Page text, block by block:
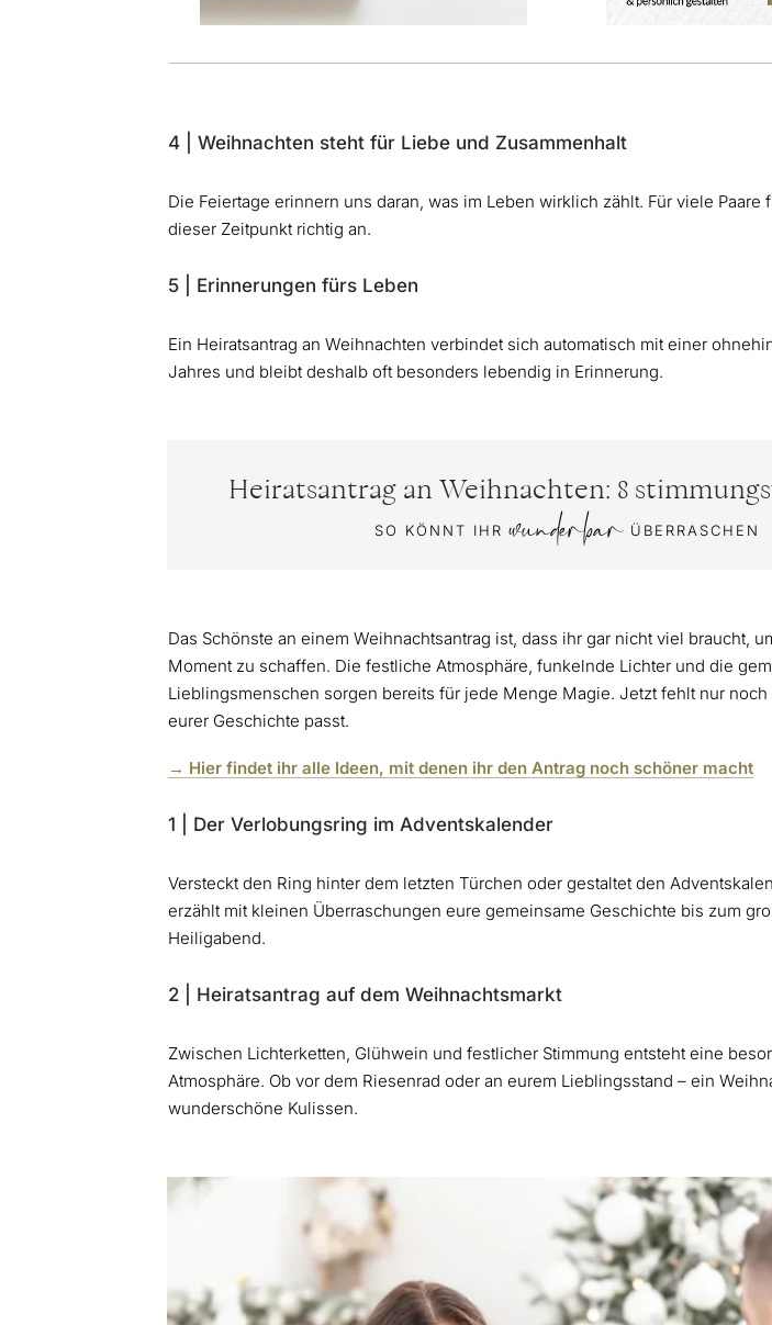
4 | Weihnachten steht für Liebe und Zusammenhalt
Die Feiertage erinnern uns daran, was im Leben wirklich zählt. Für viele Paare
dieser Zeitpunkt richtig an.
5 | Erinnerungen fürs Leben
Ein Heiratsantrag an Weihnachten verbindet sich automatisch mit einer
Jahres und bleibt deshalb oft besonders lebendig in Erinnerung.
Heiratsantrag an Weihnachten: 8
SO KÖNNT IHRwunderbarÜBERRASCHEN
Das Schönste an einem Weihnachtsantrag ist, dass ihr gar nicht viel braucht,
Moment zu schaffen. Die festliche Atmosphäre, funkelnde Lichter und die
Lieblingsmenschen sorgen bereits für jede Menge Magie. Jetzt fehlt nur
eurer Geschichte passt.
→ Hier findet ihr alle Ideen, mit denen ihr den Antrag noch schöner macht
1 | Der Verlobungsring im Adventskalender
Versteckt den Ring hinter dem letzten Türchen oder gestaltet den
erzählt mit kleinen Überraschungen eure gemeinsame Geschichte bis zum
Heiligabend.
2 | Heiratsantrag auf dem Weihnachtsmarkt
Zwischen Lichterketten, Glühwein und festlicher Stimmung entsteht eine
Atmosphäre. Ob vor dem Riesenrad oder an eurem Lieblingsstand – ein
wunderschöne Kulissen.